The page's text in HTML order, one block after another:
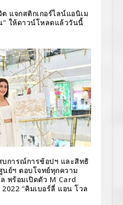
แจกสติกเกอร์ไลน์แอนิเม
” ให้ดาวน์โหลดแล้ววันนี้
บการณ์การช้อปฯ และสิทธิ
ย์ฯ ตอบโจทย์ทุกความ
พร้อมเปิดตัว M Card
“คิมเบอร์ลี่ แอน โวล